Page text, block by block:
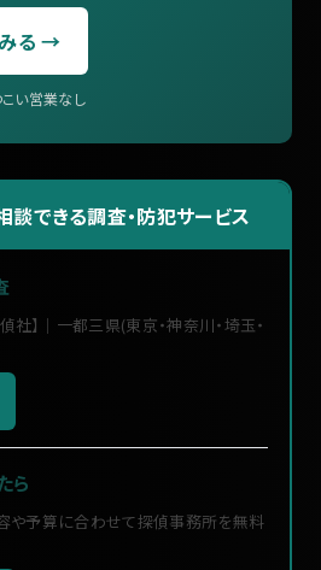
る →
い営業なし
できる調査・防犯サービス
社】｜一都三県(東京・神奈川・埼玉・
ら
や予算に合わせて探偵事務所を無料